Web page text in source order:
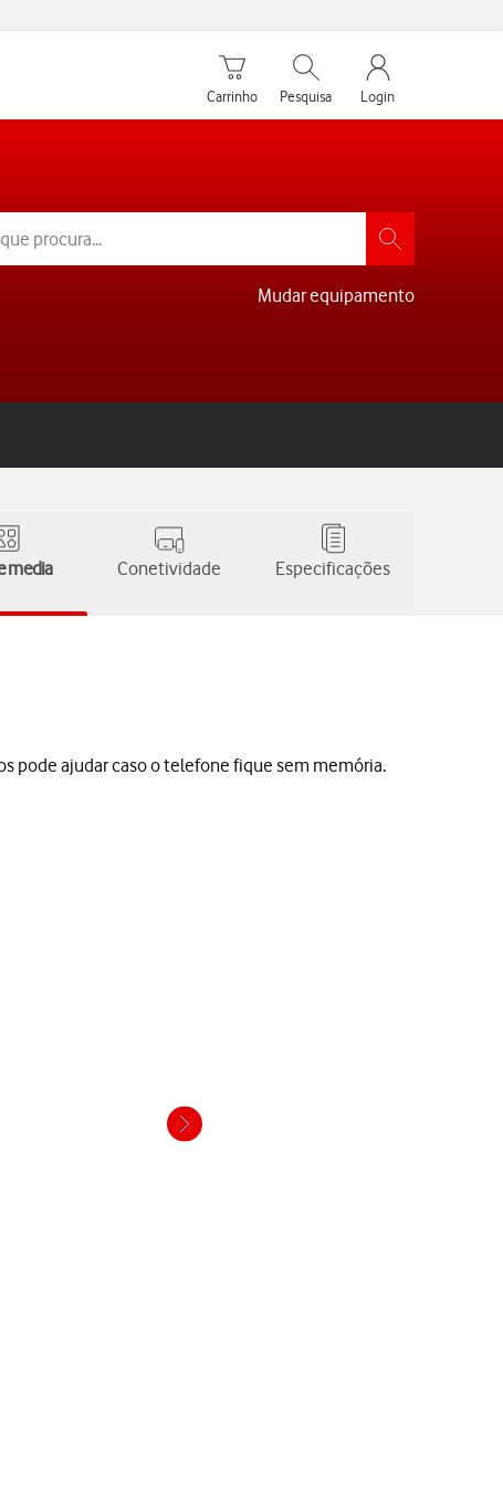
Carrinho de compras
Carrinho
Pesquisar
Pesquisa
My Vodafone
Login
Mudar equipamento
media Conetividade Especificações
pode ajudar caso o telefone fique sem memória.